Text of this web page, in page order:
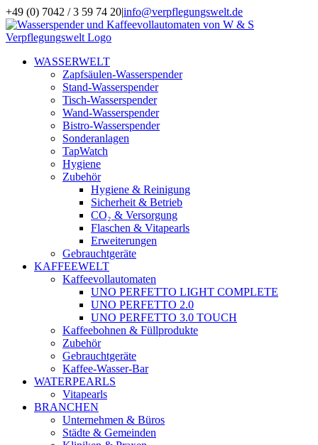
Zum
Inhalt
springen
+49 (0) 7042 / 3 59 74 20|info@verpflegungswelt.de
Facebook
LinkedIn
Xing
Instagram
WASSERWELT
Zapfsäulen-Wasserspender
Stand-Wasserspender
Tisch-Wasserspender
Wand-Wasserspender
Bistro-Wasserspender
Sonderanlagen
TapWatch
Hygiene
Zubehör
Hygiene & Reinigung
Sicherheit & Betrieb
CO₂ & Versorgung
Flaschen & Vitapearls
Erweiterungen
Gebrauchtgeräte
KAFFEEWELT
Kaffeevollautomaten
UNO PERFETTO LIGHT COMPLETE
UNO PERFETTO 2.0
UNO PERFETTO 3.0 TOUCH
Kaffeebohnen & Füllprodukte
Zubehör
Gebrauchtgeräte
Kaffee-Wasser-Bar
WATERPEARLS
Vitapearls
BRANCHEN
Unternehmen & Büros
Städte & Gemeinden